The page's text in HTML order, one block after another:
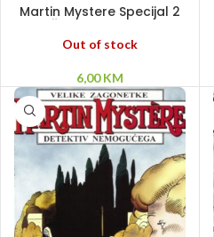
Martin Mystere Specijal 2
– Četvrta karavela
Out of stock
6,00KM